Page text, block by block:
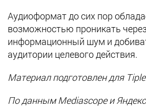
Аудиоформат до сих пор
возможностью проникать
информационный шум и
аудитории целевого действия.
Материал подготовлен для
По данным Mediascope и